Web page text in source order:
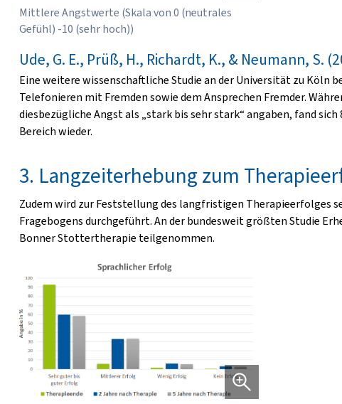
Mittlere Angstwerte (Skala von 0 (neutrales
Gefühl) -10 (sehr hoch))
Ude, G. E., Prüß, H., Richardt, K., & Neumann, S.
Eine weitere wissenschaftliche Studie an der Universität zu Köln
Telefonieren mit Fremden sowie dem Ansprechen Fremder.
diesbezügliche Angst als „stark bis sehr stark“ angaben, fand
Bereich wieder.
3. Langzeiterhebung zum
Zudem wird zur Feststellung des langfristigen Therapieerfolges
Fragebogens durchgeführt. An der bundesweit größten Studie
Bonner Stottertherapie teilgenommen.